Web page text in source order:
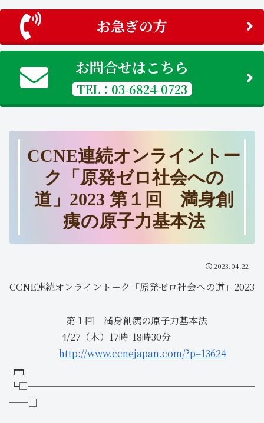
お急ぎの方
お問合せはこちら
TEL：03-6824-0723
CCNE連続オンライントー
ク「原発ゼロ社会への
道」2023 第１回 満身創
痍の原子力基本法
2023.04.22
CCNE連続オンライントーク「原発ゼロ社会への道」2023
第１回 満身創痍の原子力基本法
4/27（木）17時-18時30分
http://www.ccnejapan.com/?p=13624
┏┓
┗□────────────────────────
──□